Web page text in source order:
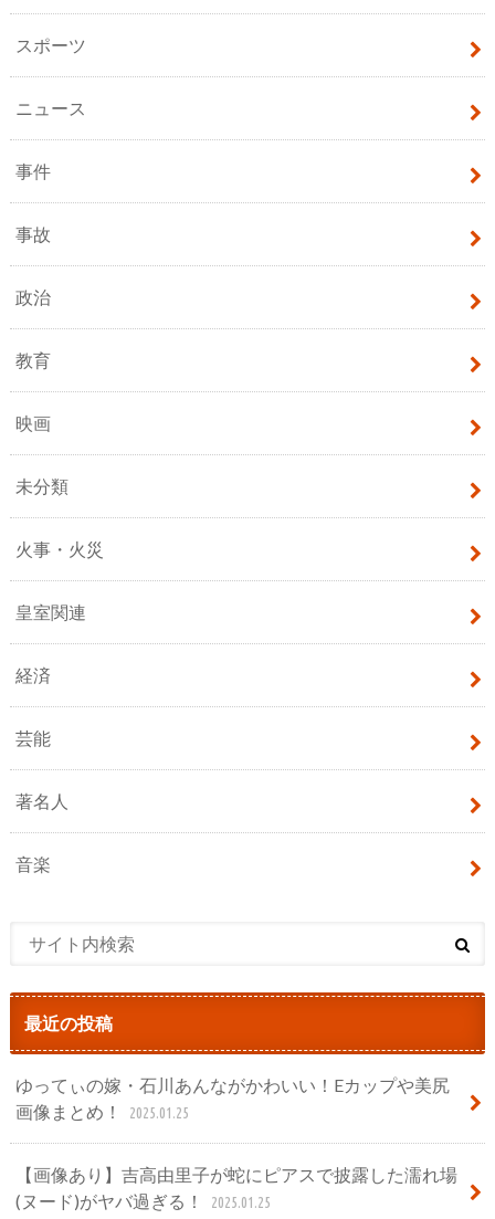
スポーツ
ニュース
事件
事故
政治
教育
映画
未分類
火事・火災
皇室関連
経済
芸能
著名人
音楽
最近の投稿
ゆってぃの嫁・石川あんながかわいい！Eカップや美尻
画像まとめ！
2025.01.25
【画像あり】吉高由里子が蛇にピアスで披露した濡れ場
(ヌード)がヤバ過ぎる！
2025.01.25